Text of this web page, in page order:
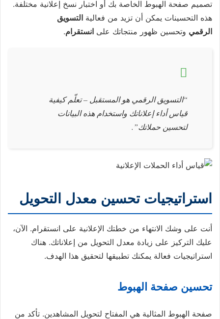
تصميم صفحة الهبوط الخاصة بك أو اختبار نسخ إعلانية مختلفة.
هذه التحسينات يمكن أن تزيد من فعالية التسويق
الرقمي وتحسين ظهور منتجاتك على انستقرام.
“التسويق الرقمي هو المستقبل – تعلّم كيفية
قياس أداء إعلاناتك واستخدام هذه البيانات
لتحسين حملاتك”.
استراتيجيات تحسين معدل التحويل
أنت على وشك الانتهاء من خطتك الإعلانية على انستقرام. الآن،
عليك التركيز على زيادة معدل التحويل من إعلاناتك. هناك
استراتيجيات فعالة يمكنك تطبيقها لتحقيق هذا الهدف.
تحسين صفحة الهبوط
صفحة الهبوط المثالية هي المفتاح لتحويل المشاهدين. تأكد من